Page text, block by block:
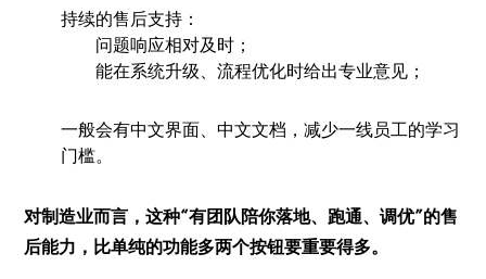
持续的售后支持：
问题响应相对及时；
能在系统升级、流程优化时给出专业意见；
一般会有中文界面、中文文档，减少一线员工的学习
门槛。
对制造业而言，这种“有团队陪你落地、跑通、调优”的售
后能力，比单纯的功能多两个按钮要重要得多。